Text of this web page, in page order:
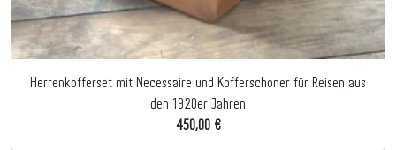
Herrenkofferset mit Necessaire und Kofferschoner für Reisen aus
den 1920er Jahren
450,00 €